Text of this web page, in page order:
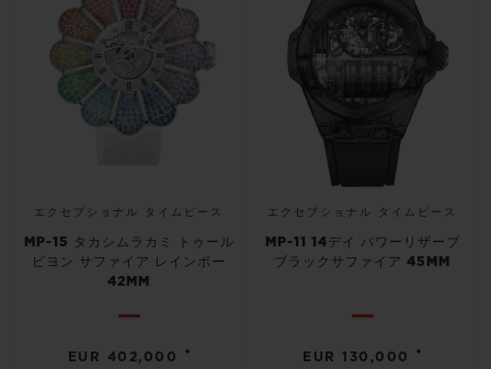
エクセプショナル タイムピース
MP-15 タカシムラカミ トゥール
ビヨン サファイア レインボー
42MM
EUR 402,000 •
エクセプショナル タイムピース
MP-11 14デイ パワーリザーブ
ブラックサファイア 45MM
EUR 130,000 •